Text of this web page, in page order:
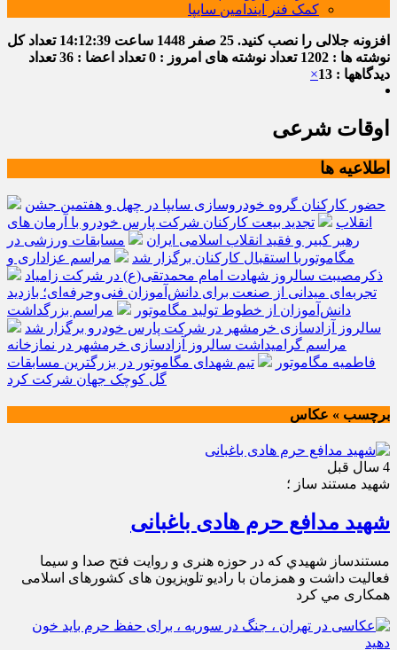
کمک فنر ایندامین سایپا
افزونه جلالی را نصب کنید. 25 صفر 1448 ساعت 14:12:40 تعداد کل
نوشته ها : 1202
تعداد نوشته های امروز : 0 تعداد اعضا : 36
تعداد
دیدگاهها : 13
×
اوقات شرعی
اطلاعیه ها
حضور کارکنان گروه خودروسازی سایپا در چهل و هفتمین جشن
انقلاب
تجدید بیعت کارکنان شرکت پارس خودرو با آرمان های
رهبر کبیر و فقید انقلاب اسلامی ایران
مسابقات ورزشی در
مگاموتوربا استقبال کارکنان برگزار شد
مراسم عزاداری و
ذکرمصیبت سالروز شهادت امام محمدتقی(ع) در شرکت زامیاد
تجربه‌ای میدانی از صنعت برای دانش‌آموزان فنی‌وحرفه‌ای؛ بازدید
دانش‌آموزان از خطوط تولید مگاموتور
مراسم بزرگداشت
سالروز آزادسازی خرمشهر در شرکت پارس خودرو برگزار شد
مراسم گرامیداشت سالروز آزادسازی خرمشهر در نمازخانه
فاطمیه مگاموتور
تیم شهدای مگاموتور در بزرگترین مسابقات
گل کوچک جهان شرکت کرد
برچسب » عكاس
4 سال قبل
شهيد مستند ساز ؛
شهید مدافع حرم هادی باغبانی
مستندساز شهيدي كه در حوزه هنری و روایت فتح صدا و سیما
فعاليت داشت و همزمان با رادیو تلویزیون‌ های کشورهای اسلامی
همکاری مي کرد